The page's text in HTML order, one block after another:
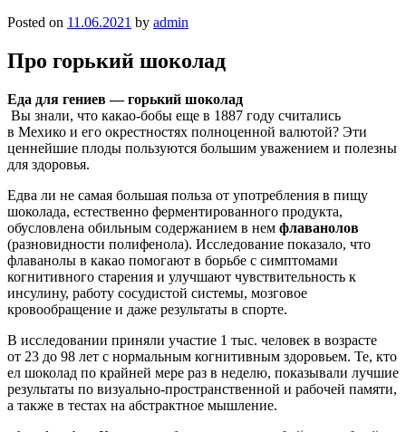
Posted on 11.06.2021 by admin
Про горький шоколад
Еда для гениев — горький шоколад
Вы знали, что какао-бобы еще в 1887 году считались
в Мехико и его окрестностях полноценной валютой? Эти
ценнейшие плоды пользуются большим уважением и полезны
для здоровья.
Едва ли не самая большая польза от употребления в пищу
шоколада, естественно ферментированного продукта,
обусловлена обильным содержанием в нем флаванолов
(разновидности полифенола). Исследование показало, что
флаванолы в какао помогают в борьбе с симптомами
когнитивного старения и улучшают чувствительность к
инсулину, работу сосудистой системы, мозговое
кровообращение и даже результаты в спорте.
В исследовании приняли участие 1 тыс. человек в возрасте
от 23 до 98 лет с нормальным когнитивным здоровьем. Те, кто
ел шоколад по крайней мере раз в неделю, показывали лучшие
результаты по визуально-пространственной и рабочей памяти,
а также в тестах на абстрактное мышление.